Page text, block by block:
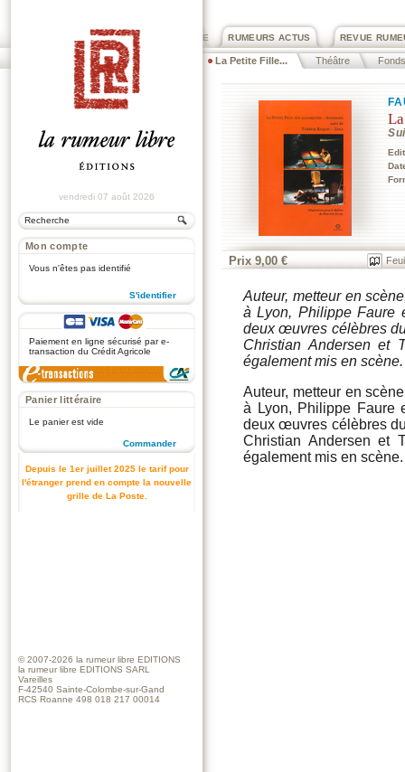
REVUE
RUMEURS ACTUS
PRIX ROGER DEXTRE
La Petite Fille... Théâtre
vendredi 07 août 2026
Mon compte
Vous n'êtes pas identifié
S'identifier
Paiement en ligne sécurisé par e-
transaction du Crédit Agricole
Panier littéraire
Le panier est vide
Commander
Depuis le 1er juillet 2025 le tarif pour
l'étranger prend en compte la nouvelle
grille de La Poste.
Prix 9,00 €
Auteur, metteur en
à Lyon, Philippe Faure
deux œuvres célèbres
Christian Andersen et
également mis en scène.
Auteur, metteur en
à Lyon, Philippe Faure
deux œuvres célèbres
Christian Andersen et
également mis en scène.
© 2007-2026 la rumeur libre EDITIONS
la rumeur libre EDITIONS SARL
Vareilles
F-42540 Sainte-Colombe-sur-Gand
RCS Roanne 498 018 217 00014